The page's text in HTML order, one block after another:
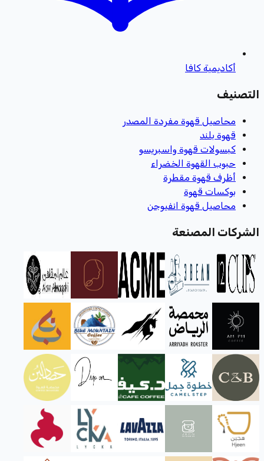
أكاديمية كافا
التصنيف
محاصيل قهوة مفردة المصدر
قهوة بلند
كبسولات قهوة واسبريسو
حبوب القهوة الخضراء
أظرف قهوة مقطرة
بوكسات قهوة
محاصيل قهوة انفيوجن
الشركات المصنعة